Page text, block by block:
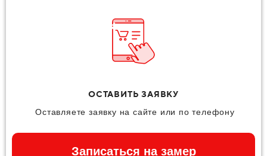
ОСТАВИТЬ ЗАЯВКУ
Оставляете заявку на сайте или по телефону
Записаться на замер